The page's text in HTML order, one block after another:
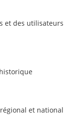
et des utilisateurs
et national